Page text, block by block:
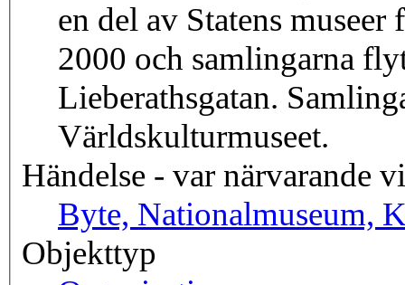
en del av Statens
2000 och samlingarna
Lieberathsgatan.
Världskulturmuseet.
Händelse - var närvarande
Byte, Nationalmuseum,
Objekttyp